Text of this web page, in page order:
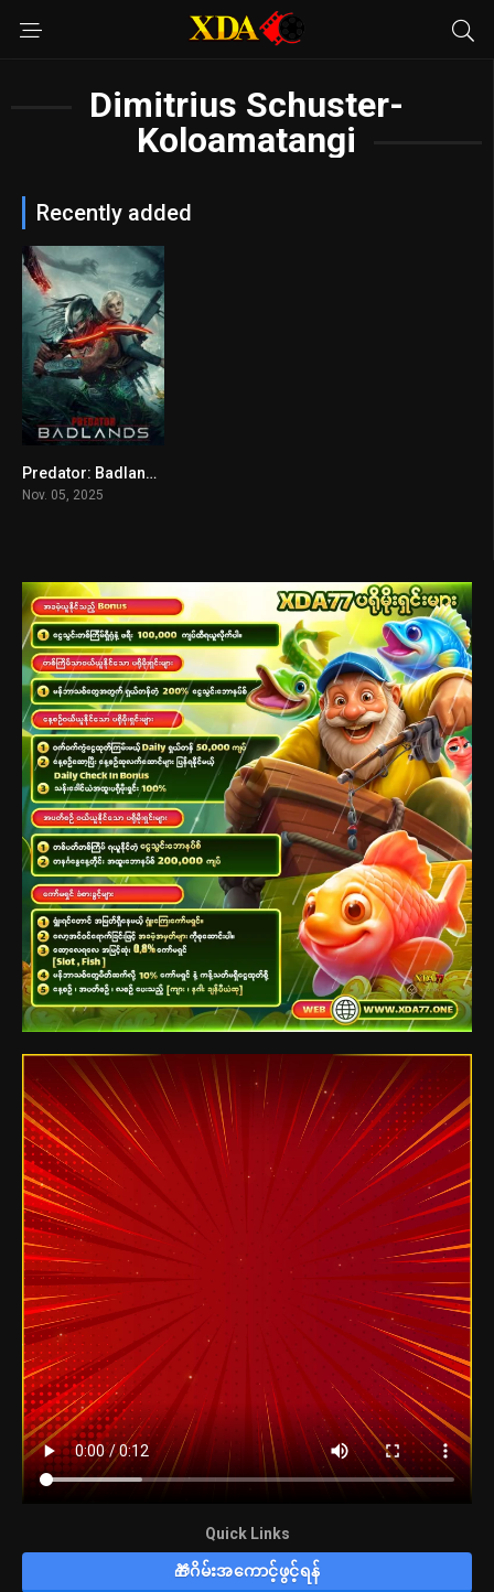
Dimitrius Schuster-
Koloamatangi
Recently added
7.5
Predator: Badlands
Nov. 05, 2025
Quick Links
🎁ဂိမ်းအကောင့်ဖွင့်ရန်